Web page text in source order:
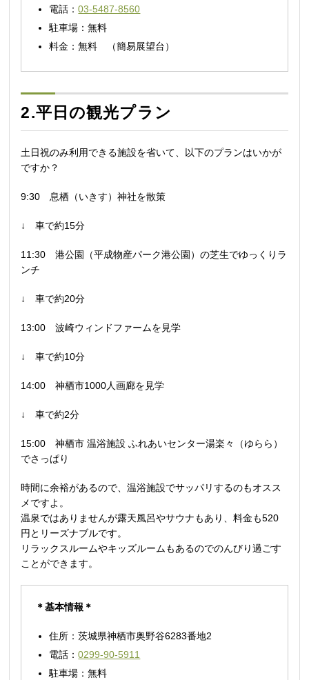
電話：03-5487-8560
駐車場：無料
料金：無料 （簡易展望台）
2.平日の観光プラン
土日祝のみ利用できる施設を省いて、以下のプランはいかが
ですか？
9:30 息栖（いきす）神社を散策
↓ 車で約15分
11:30 港公園（平成物産パーク港公園）の芝生でゆっくりラ
ンチ
↓ 車で約20分
13:00 波崎ウィンドファームを見学
↓ 車で約10分
14:00 神栖市1000人画廊を見学
↓ 車で約2分
15:00 神栖市 温浴施設 ふれあいセンター湯楽々（ゆらら）
でさっぱり
時間に余裕があるので、温浴施設でサッパリするのもオスス
メですよ。
温泉ではありませんが露天風呂やサウナもあり、料金も520
円とリーズナブルです。
リラックスルームやキッズルームもあるのでのんびり過ごす
ことができます。
＊基本情報＊
住所：茨城県神栖市奥野谷6283番地2
電話：0299-90-5911
駐車場：無料